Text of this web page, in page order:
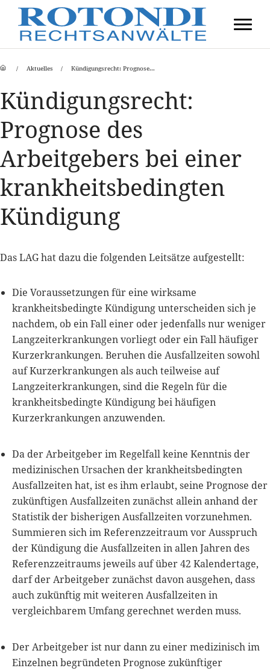
Aktuelles Kündigungsrecht: Prognose...
Kündigungsrecht:
Prognose des
Arbeitgebers bei einer
krankheitsbedingten
Kündigung
Das LAG hat dazu die folgenden Leitsätze aufgestellt:
Die Voraussetzungen für eine wirksame
krankheitsbedingte Kündigung unterscheiden sich je
nachdem, ob ein Fall einer oder jedenfalls nur weniger
Langzeiterkrankungen vorliegt oder ein Fall häufiger
Kurzerkrankungen. Beruhen die Ausfallzeiten sowohl
auf Kurzerkrankungen als auch teilweise auf
Langzeiterkrankungen, sind die Regeln für die
krankheitsbedingte Kündigung bei häufigen
Kurzerkrankungen anzuwenden.
Da der Arbeitgeber im Regelfall keine Kenntnis der
medizinischen Ursachen der krankheitsbedingten
Ausfallzeiten hat, ist es ihm erlaubt, seine Prognose der
zukünftigen Ausfallzeiten zunächst allein anhand der
Statistik der bisherigen Ausfallzeiten vorzunehmen.
Summieren sich im Referenzzeitraum vor Ausspruch
der Kündigung die Ausfallzeiten in allen Jahren des
Referenzzeitraums jeweils auf über 42 Kalendertage,
darf der Arbeitgeber zunächst davon ausgehen, dass
auch zukünftig mit weiteren Ausfallzeiten in
vergleichbarem Umfang gerechnet werden muss.
Der Arbeitgeber ist nur dann zu einer medizinisch im
Einzelnen begründeten Prognose zukünftiger